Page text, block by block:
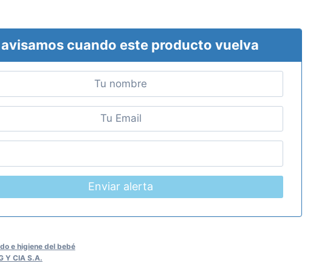
avisamos cuando este producto vuelva
Enviar alerta
e higiene del bebé
Y CIA S.A.